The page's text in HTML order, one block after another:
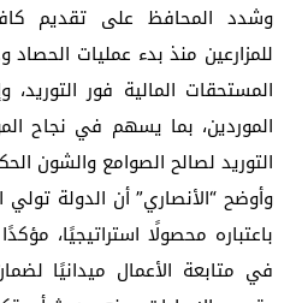
وشدد المحافظ على تقديم
للمزارعين منذ بدء عمليات
المستحقات المالية فور
الموردين، بما يسهم في نجاح
التوريد لصالح الصوامع والشون
وأوضح “الأنصاري” أن الدولة
باعتباره محصولًا استراتيجيًا،
في متابعة الأعمال ميدانيًا